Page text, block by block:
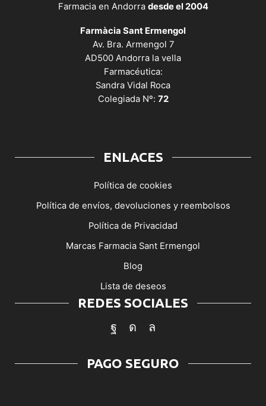
Farmacia en Andorra desde el 2004
Farmàcia Sant Ermengol
Av. Bra. Armengol 7
AD500 Andorra la vella
Farmacéutica:
Sandra Vidal Roca
Colegiada Nº: 72
ENLACES
Política de cookies
Política de envíos, devoluciones y reembolsos
Política de Privacidad
Marcas Farmacia Sant Ermengol
Blog
Lista de deseos
REDES SOCIALES
Facebook
Instagram
Whatsapp
PAGO SEGURO